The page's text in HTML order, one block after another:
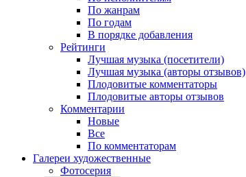
По жанрам
По годам
В порядке добавления
Рейтинги
Лучшая музыка (посетители)
Лучшая музыка (авторы отзывов)
Плодовитые комментаторы
Плодовитые авторы отзывов
Комментарии
Новые
Все
По комментаторам
Галереи художественные
Фотосерия